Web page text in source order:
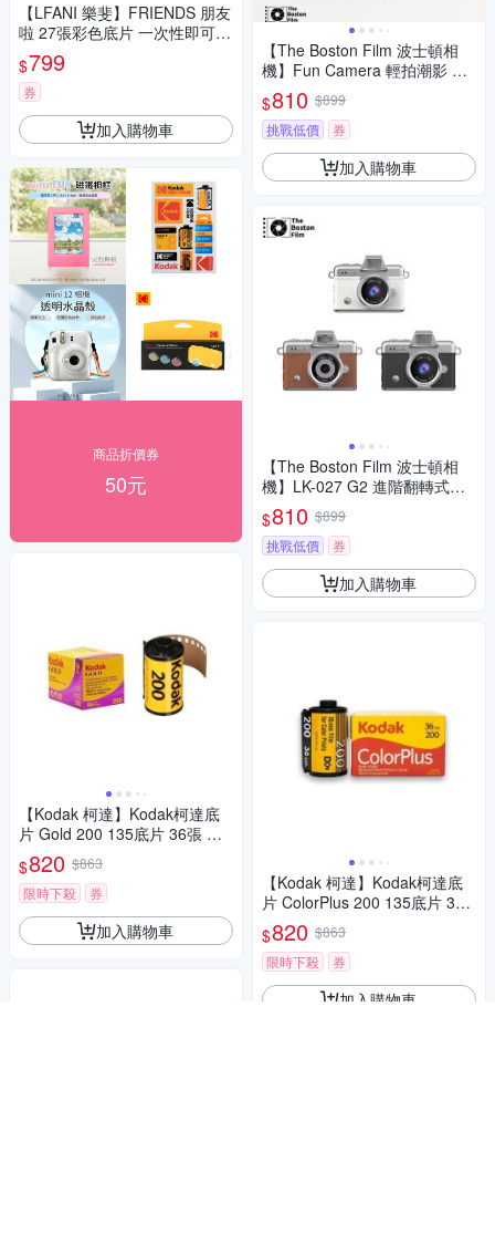
【LFANI 樂斐】FRIENDS 朋友
啦 27張彩色底片 一次性即可拍
相機 (內置閃光燈)
$799
券
加入購物車
商品折價券
50元
【Kodak 柯達】Kodak柯達底
片 Gold 200 135底片 36張 底
片 彩色負片(一入組)
$820 $863
限時下殺
券
加入購物車
【The Boston Film 波士頓相
機】Fun Camera 輕拍潮影 一
次性帶閃光底片相機即可拍
$810 $899
挑戰低價
券
加入購物車
【The Boston Film 波士頓相
機】LK-027 G2 進階翻轉式螢
幕 掌心迷你數位相機
$810 $899
挑戰低價
券
加入購物車
【Kodak 柯達】Kodak柯達底
片 ColorPlus 200 135底片 36
張 底片 彩色負片(一入組)
$820 $863
限時下殺
券
加入購物車